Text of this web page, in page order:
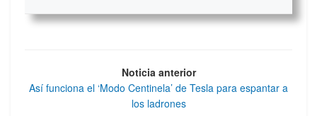
Noticia anterior
Así funciona el ‘Modo Centinela’ de Tesla para espantar a
los ladrones